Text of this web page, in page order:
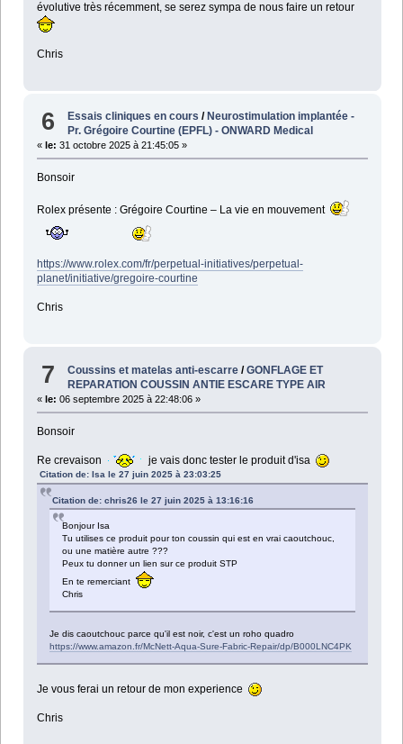
évolutive très récemment, se serez sympa de nous faire un retour
Chris
6 Essais cliniques en cours / Neurostimulation implantée -
Pr. Grégoire Courtine (EPFL) - ONWARD Medical
« le: 31 octobre 2025 à 21:45:05 »
Bonsoir
Rolex présente : Grégoire Courtine – La vie en mouvement
https://www.rolex.com/fr/perpetual-initiatives/perpetual-
planet/initiative/gregoire-courtine
Chris
7 Coussins et matelas anti-escarre /GONFLAGE ET
REPARATION COUSSIN ANTIE ESCARE TYPE AIR
« le: 06 septembre 2025 à 22:48:06 »
Bonsoir
Re crevaison je vais donc tester le produit d'isa
Citation de: Isa le 27 juin 2025 à 23:03:25
Citation de: chris26 le 27 juin 2025 à 13:16:16
Bonjour Isa
Tu utilises ce produit pour ton coussin qui est en vrai caoutchouc,
ou une matière autre ???
Peux tu donner un lien sur ce produit STP
En te remerciant
Chris
Je dis caoutchouc parce qu'il est noir, c'est un roho quadro
https://www.amazon.fr/McNett-Aqua-Sure-Fabric-Repair/dp/B000LNC4PK
Je vous ferai un retour de mon experience
Chris